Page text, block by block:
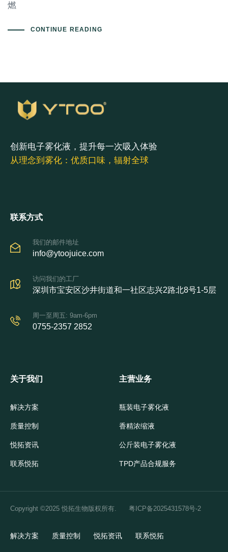
燃
CONTINUE READING
创新电子雾化液，提升每一次吸入体验
从理念到雾化：优质口味，辐射全球
联系方式
我们的邮件地址
info@ytoojuice.com
访问我们的工厂
深圳市宝安区沙井街道和一社区志兴2路北8号1-5层
周一至周五: 9am-6pm
0755-2357 2852
关于我们
解决方案
质量控制
悦拓资讯
联系悦拓
主营业务
瓶装电子雾化液
香精浓缩液
公斤装电子雾化液
TPD产品合规服务
Copyright ©2025 悦拓生物版权所有. 粤ICP备2025431578号-2
解决方案 质量控制 悦拓资讯 联系悦拓